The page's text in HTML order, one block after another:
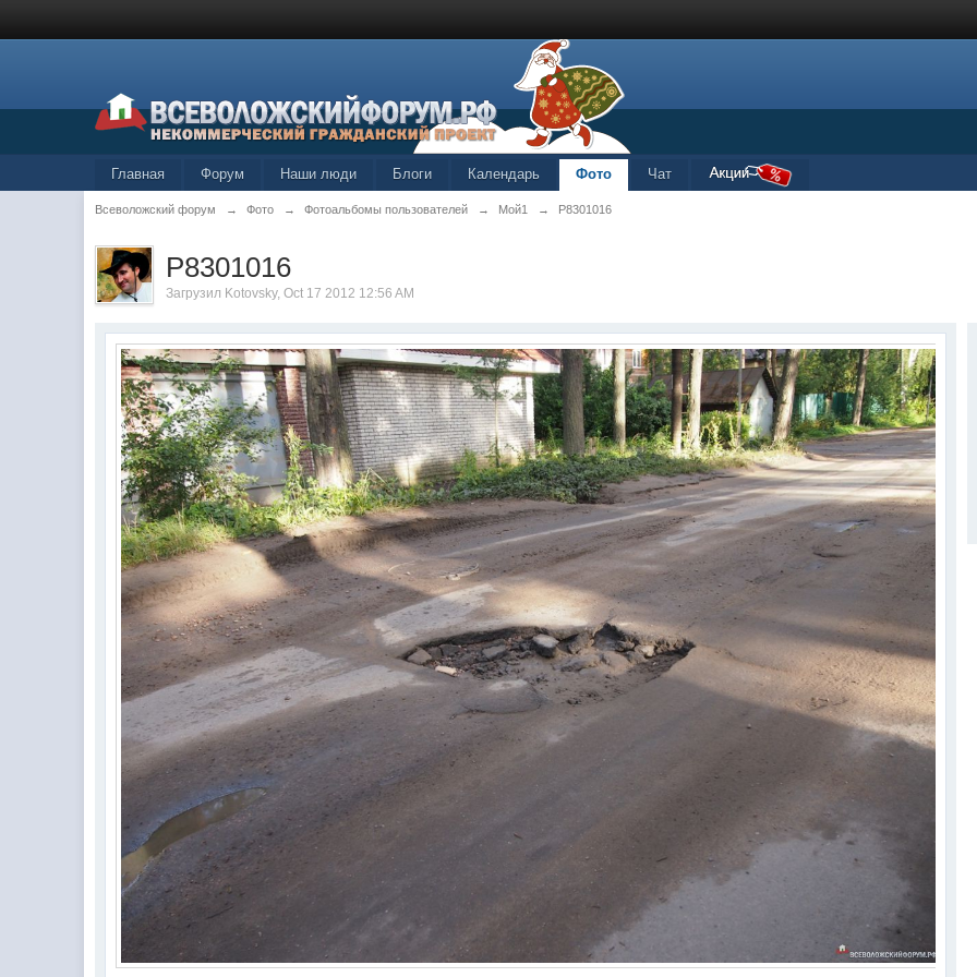
Главная Форум Наши люди Блоги Календарь Фото Чат
Всеволожский форум → Фото → Фотоальбомы пользователей → Мой1 → P8301016
P8301016
Загрузил Kotovsky, Oct 17 2012 12:56 AM